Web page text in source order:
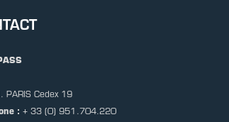
PARIS Cedex 19
: + 33 (0) 951.704.220